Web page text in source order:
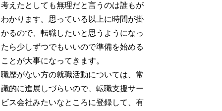
考えたとしても無理だと言うのは誰もが
わかります。思っている以上に時間が掛
かるので、転職したいと思うようになっ
たら少しずつでもいいので準備を始める
ことが大事になってきます。
職歴がない方の就職活動については、常
識的に進展しづらいので、転職支援サー
ビス会社みたいなところに登録して、有